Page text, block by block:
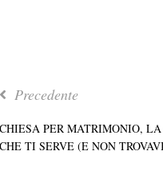
Precedente
CHIESA PER MATRIMONIO,
CHE TI SERVE (E NON